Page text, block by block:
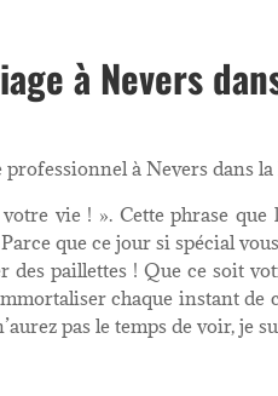
à Nevers
professionnel à Nevers dans
vie ! ». Cette phrase
que ce jour si spécial
des paillettes ! Que ce soit
chaque instant de
pas le temps de voir, je